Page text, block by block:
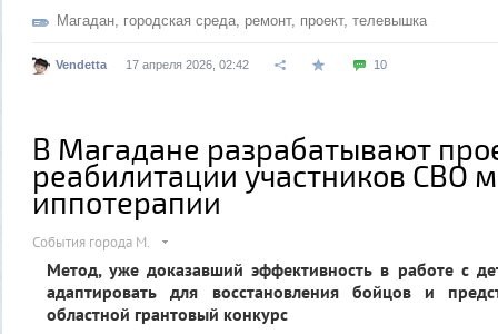
Магадан, городская среда, ремонт, проект, телевышка
Vendetta 17 апреля 2026, 02:42 10
В Магадане разрабатывают
реабилитации участников СВО
иппотерапии
События города М.
Метод, уже доказавший эффективность в работе с
адаптировать для восстановления бойцов и
областной грантовый конкурс